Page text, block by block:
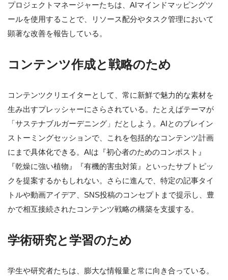
プロジェクトマネージャーたちは、AIマインドマッピングツ
ールを使用することで、リソース配分やタスク管理において
顕著な改善を報告している。
コンテンツ作成と戦略のため
コンテンツクリエイターとして、常に新鮮で魅力的な素材を
生み出すプレッシャーにさらされている。たとえばテーマが
「サステナブルガーデニング」だとしよう。AIとのブレイン
ストーミングセッションで、これを包括的なコンテンツ計画
にまで具体化できる。AIは『初心者のためのコンポスト』
『乾燥に強い植物』『有機的害虫対策』といったサブトピッ
クを提案するかもしれない。さらに進んで、特定の記事タイ
トルや動画アイデア、SNS投稿のコンセプトまで提示し、豊
かで相互接続されたコンテンツ戦略の構築を支援する。
学術研究と学習のため
学生や研究者たちは、膨大な情報量と常に向き合っている。